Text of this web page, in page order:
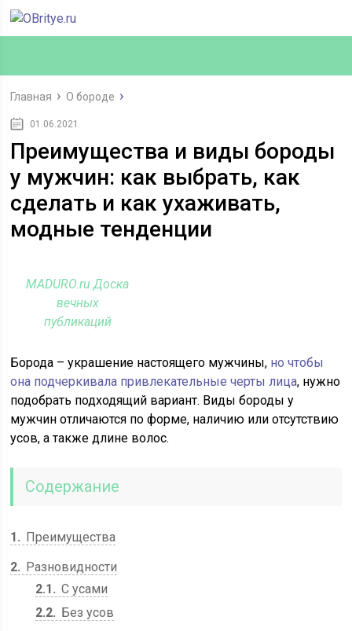
Главная О бороде
01.06.2021
Преимущества и виды бороды
у мужчин: как выбрать, как
сделать и как ухаживать,
модные тенденции
MADURO.ru Доска
вечных
публикаций
Борода – украшение настоящего мужчины, но чтобы
она подчеркивала привлекательные черты лица, нужно
подобрать подходящий вариант. Виды бороды у
мужчин отличаются по форме, наличию или отсутствию
усов, а также длине волос.
Содержание
1
Преимущества
2
Разновидности
2.1
C усами
2.2
Без усов